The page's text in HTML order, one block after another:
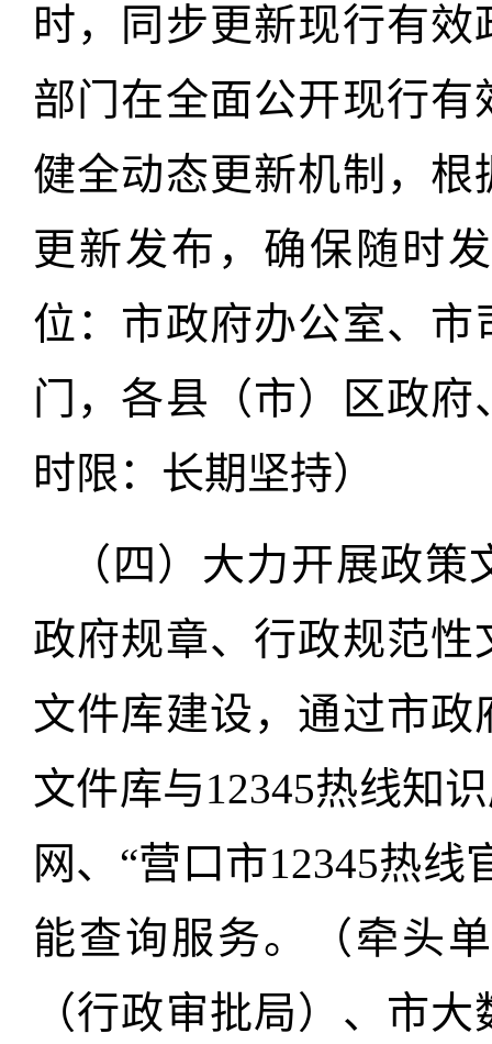
时，同步更新现行有
部门在全面公开现行
健全动态更新机制，
更新发布，确保随时
位：市政府办公室、
门，各县（市）区政
时限：长期坚持）
（四）大力开展政
政府规章、行政规范
文件库建设，通过市
文件库与12345热线知
网、“营口市12345热
能查询服务。（牵头
（行政审批局）、市